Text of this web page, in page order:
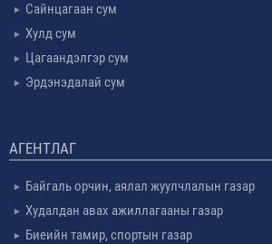
Сайнцагаан сум
Хулд сум
Цагаандэлгэр сум
Эрдэнэдалай сум
АГЕНТЛАГ
Байгаль орчин, аялал жуулчлалын газар
Худалдан авах ажиллагааны газар
Биеийн тамир, спортын газар